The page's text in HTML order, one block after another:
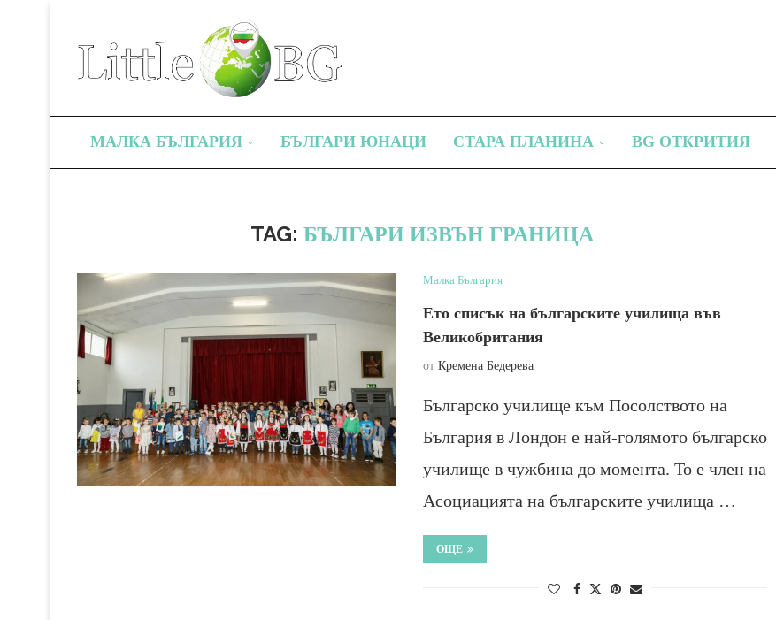
МАЛКА БЪЛГАРИЯ БЪЛГАРИ ЮНАЦИ СТАРА ПЛАНИНА BG ОТКРИТИЯ
TAG: БЪЛГАРИ ИЗВЪН ГРАНИЦА
Малка България
Ето списък на българските училища във
Великобритания
от Кремена Бедерева
Българско училище към Посолството на
България в Лондон е най-голямото българско
училище в чужбина до момента. То е член на
Асоциацията на българските училища …
ОЩЕ